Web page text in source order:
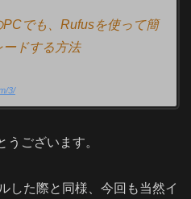
でも、Rufusを使って簡
ドする方法
3/
うございます。
した際と同様、今回も当然イ